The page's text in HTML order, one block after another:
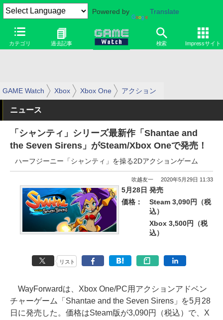
Powered by Translate
カテゴリ 過去記事 検索 Impressサイト
GAME Watch Xbox Xbox One アクション
ニュース
「シャンティ」シリーズ最新作「Shantae and
the Seven Sirens」がSteam/Xbox Oneで発売！
ハーフジーニー「シャンティ」を操る2Dアクションゲーム
吹越友一 2020年5月29日 11:33
5月28日 発売
価格：
Steam 3,090円（税
込）
Xbox 3,500円（税
込）
リスト
WayForwardは、Xbox One/PC用アクションアドベン
チャーゲーム「Shantae and the Seven Sirens」を5月28
日に発売した。価格はSteam版が3,090円（税込）で、X